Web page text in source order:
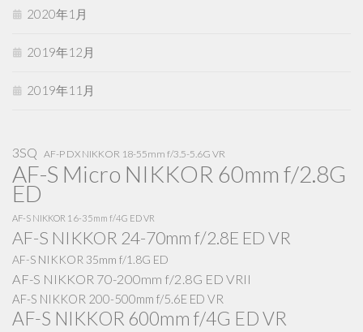
2020年1月
2019年12月
2019年11月
3SQ AF-P DX NIKKOR 18-55mm f/3.5-5.6G VR
AF-S Micro NIKKOR 60mm f/2.8G
ED
AF-S NIKKOR 16-35mm f/4G ED VR
AF-S NIKKOR 24-70mm f/2.8E ED VR
AF-S NIKKOR 35mm f/1.8G ED
AF-S NIKKOR 70-200mm f/2.8G ED VRII
AF-S NIKKOR 200-500mm f/5.6E ED VR
AF-S NIKKOR 600mm f/4G ED VR